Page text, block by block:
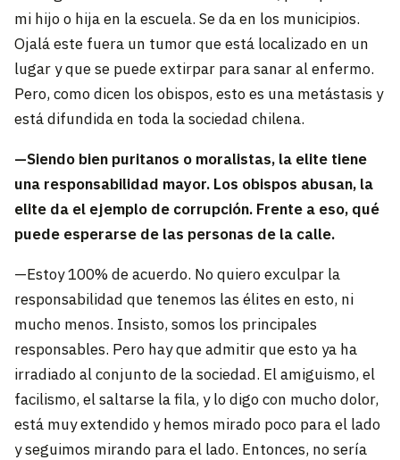
mi hijo o hija en la escuela. Se da en los municipios.
Ojalá este fuera un tumor que está localizado en un
lugar y que se puede extirpar para sanar al enfermo.
Pero, como dicen los obispos, esto es una metástasis y
está difundida en toda la sociedad chilena.
—Siendo bien puritanos o moralistas, la elite tiene
una responsabilidad mayor. Los obispos abusan, la
elite da el ejemplo de corrupción. Frente a eso, qué
puede esperarse de las personas de la calle.
—Estoy 100% de acuerdo. No quiero exculpar la
responsabilidad que tenemos las élites en esto, ni
mucho menos. Insisto, somos los principales
responsables. Pero hay que admitir que esto ya ha
irradiado al conjunto de la sociedad. El amiguismo, el
facilismo, el saltarse la fila, y lo digo con mucho dolor,
está muy extendido y hemos mirado poco para el lado
y seguimos mirando para el lado. Entonces, no sería